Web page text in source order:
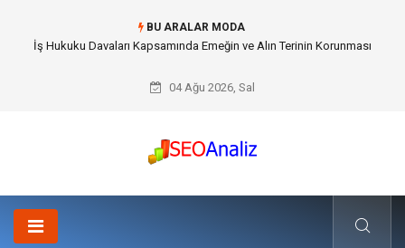
BU ARALAR MODA
İş Hukuku Davaları Kapsamında Emeğin ve Alın Terinin Korunması
04 Ağu 2026, Sal